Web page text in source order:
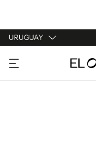
URUGUAY
URUGUAY
ARGENTINA